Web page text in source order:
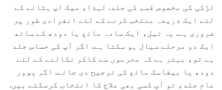
لڑکی کی مخصوص قسم کی جلد. لہذا، میک اپ ہٹانے کے
لئے ایک ذریعہ منتخب کرنے کے لئے انفرادی طور پر
ضروری ہے. یہ تیل، ایک سادہ مائع یا دودھ کے ساتھ
ایک دو مرحلے سیال ہو سکتا ہے. اگر آپ کی حساس جلد
ہے تو، بہتر ہے کہ محرموں سے کاکر نکالنے کے لئے
دودھ یا بیفاسک مائع کی ترجیح دی جائے. اگر یوور
عام جلد، تو آپ کسی بھی علاج کا انتخاب کرسکتے ہیں.